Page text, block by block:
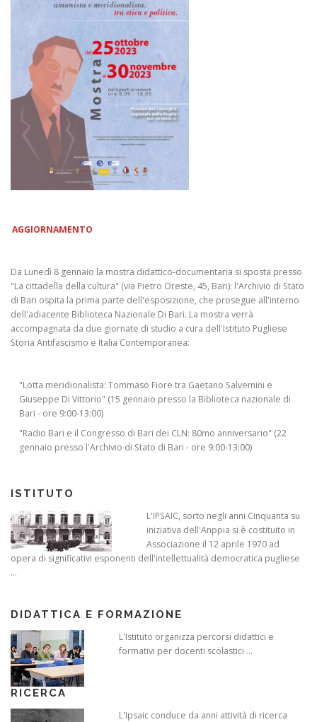
AGGIORNAMENTO
Da Lunedì 8 gennaio la mostra didattico-documentaria si sposta presso
"La cittadella della cultura" (via Pietro Oreste, 45, Bari): l'Archivio di Stato
di Bari ospita la prima parte dell'esposizione, che prosegue all'interno
dell'adiacente Biblioteca Nazionale Di Bari. La mostra verrà
accompagnata da due giornate di studio a cura dell'Istituto Pugliese
Storia Antifascismo e Italia Contemporanea:
"Lotta meridionalista: Tommaso Fiore tra Gaetano Salvemini e
Giuseppe Di Vittorio" (15 gennaio presso la Biblioteca nazionale di
Bari - ore 9:00-13:00)
"Radio Bari e il Congresso di Bari dei CLN: 80mo anniversario" (22
gennaio presso l'Archivio di Stato di Bari - ore 9:00-13:00)
ISTITUTO
L'IPSAIC, sorto negli anni Cinquanta su
iniziativa dell'Anppia si è costituito in
Associazione il 12 aprile 1970 ad
opera di significativi esponenti dell'intellettualità democratica pugliese
...
DIDATTICA E FORMAZIONE
L'Istituto organizza percorsi didattici e
formativi per docenti scolastici ...
RICERCA
L'Ipsaic conduce da anni attività di ricerca